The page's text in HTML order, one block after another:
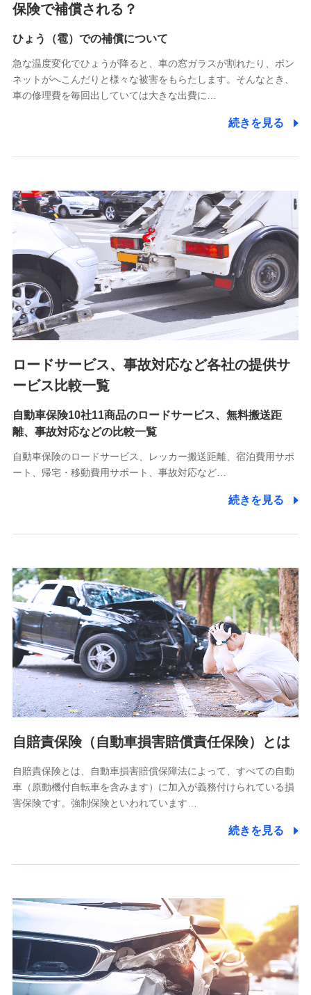
被紹介者への連絡、及び当社と取引のあるもしくは委託を受
けている保険会社・提携会社の保険その他に関する情報を提
供し、金融商品等の契約を勧奨するため
アンケートやキャンペーン等の実施のため
上記に係る連絡・手続き・管理等付帯業務を行うため
5.通話録音にて取得する情報
7.社員（従業者）の個人情報
人事･勤怠･健康・労務等の管理、給与支給、福利厚生・採用
退職関連処理等の各種手続きのため、当社と従業員または従
業員同士の連絡のため
8.取引先個人情報
取引先としての選定業務、営業情報の提供業務、契約締結手
続き業務、取引管理業務、およびこれらに準ずる業務の遂行
のため
9.お問い合わせ情報
各種お問い合わせに対応するため
10.受託業務の 個人情報
受託業務の遂行およびこれらに準ずる業務の遂行のため
11.マイカー通勤管理クラウド並びに法人向けASPサー
をお送りするため
分析するため
当社の対応品質向上やお問い合わせ内容の正確な把握のため
個人情報保護管理者の職名、連絡先
株式会社ドコモ・インシュアランス 営業部長
〒103-0013 東京都中央区日本橋人形町2-14-10 アーバン
ネット日本橋ビル 3F
株式会社ドコモ・インシュアランス
個人情報の第三者提供について
除き、第三者に提供いたしません。
業務の委託
当社は利用目的の達成に必要な範囲内において個人情報の取
【共同して利用される利用データの項目】
当社又は株式会社NTTドコモがサービス提供等を通じて取得
した、以下の情報などの個人データ
基本情報
氏名、電話番号、メールアドレス、お客さまの識別子、
保険で補償される？
ひょう（雹）での補償について
急な温度変化でひょうが降ると、車の窓ガラスが割れたり、ボン
ネットがへこんだりと様々な被害をもらたします。そんなとき、
車の修理費を毎回出していては大きな出費に…
続きを見る
ロードサービス、事故対応など各社の提供サ
ービス比較一覧
自動車保険10社11商品のロードサービス、無料搬送距
離、事故対応などの比較一覧
自動車保険のロードサービス、レッカー搬送距離、宿泊費用サポ
ート、帰宅・移動費用サポート、事故対応など…
続きを見る
自賠責保険（自動車損害賠償責任保険）とは
自賠責保険とは、自動車損害賠償保障法によって、すべての自動
車（原動機付自転車を含みます）に加入が義務付けられている損
害保険です。強制保険といわれています…
続きを見る